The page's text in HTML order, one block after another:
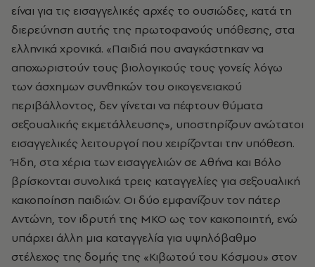
είναι για τις εισαγγελικές αρχές το ουσιώδες, κατά τη
διερεύνηση αυτής της πρωτοφανούς υπόθεσης, στα
ελληνικά χρονικά. «Παιδιά που αναγκάστηκαν να
αποχωριστούν τους βιολογικούς τους γονείς λόγω
των άσχημων συνθηκών του οικογενειακού
περιβάλλοντος, δεν γίνεται να πέφτουν θύματα
σεξουαλικής εκμετάλλευσης», υποστηρίζουν ανώτατοι
εισαγγελικές λειτουργοί που χειρίζονται την υπόθεση.
Ήδη, στα χέρια των εισαγγελιών σε Αθήνα και Βόλο
βρίσκονται συνολικά τρεις καταγγελίες για σεξουαλική
κακοποίηση παιδιών. Οι δύο εμφανίζουν τον πάτερ
Αντώνη, τον ιδρυτή της ΜΚΟ ως τον κακοποιητή, ενώ
υπάρχει άλλη μια καταγγελία για υψηλόβαθμο
στέλεχος της δομής της «Κιβωτού του Κόσμου» στον